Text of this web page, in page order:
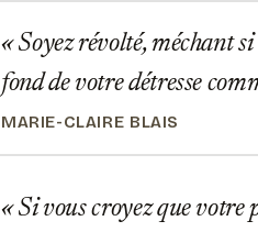
Soyez révolté, méchant si
fond de votre détresse
MARIE-CLAIRE BLAIS
Si vous croyez que votre